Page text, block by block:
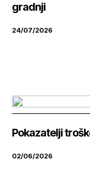
gradnji
24/07/2026
Pokazatelji
02/06/2026